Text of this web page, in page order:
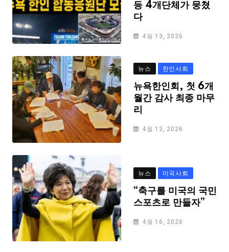
등 4개단체가 뭉쳤
다
4월 13, 2026
뉴스 한인사회
뉴욕한인회, 첫 6개
월간 감사 최종 마무
리
4월 13, 2026
뉴스 미국사회
“축구를 미국의 국민
스포츠로 만들자”
4월 16, 2026